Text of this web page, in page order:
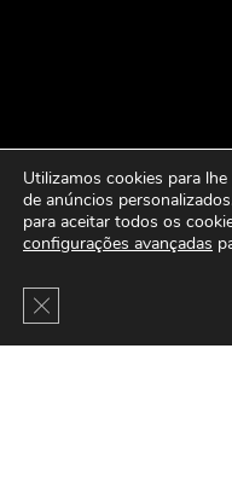
Utilizamos cookies para
de anúncios
para aceitar todos os
configurações avançadas
Close GDPR Cookie